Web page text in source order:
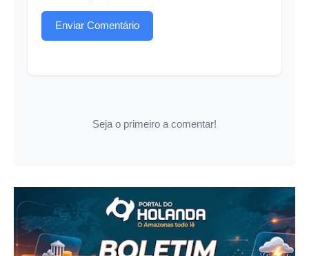
Enviar Comentário
Seja o primeiro a comentar!